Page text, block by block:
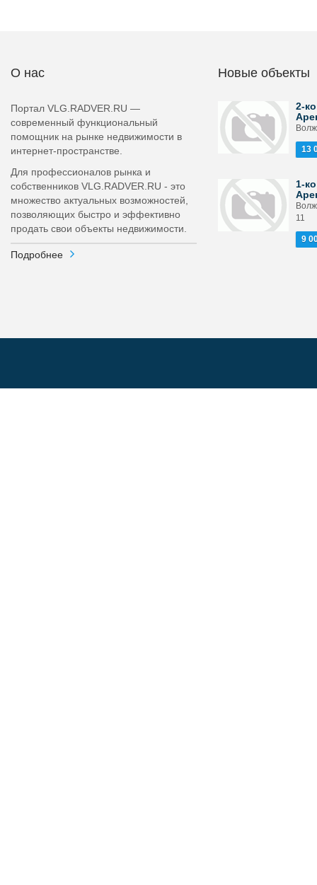
О нас
Портал VLG.RADVER.RU —
современный функциональный
помощник на рынке недвижимости в
интернет-пространстве.
Для профессионалов рынка и
собственников VLG.RADVER.RU - это
множество актуальных возможностей,
позволяющих быстро и эффективно
продать свои объекты недвижимости.
Подробнее
Новые объекты
2-
13
1-
11
9